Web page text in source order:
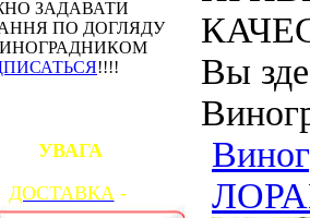
ЗАДАВАТИ
ПО ДОГЛЯДУ
!!!!
УВАГА
ДОСТАВКА-
Вы